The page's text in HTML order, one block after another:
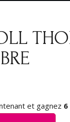
et gagnez 6